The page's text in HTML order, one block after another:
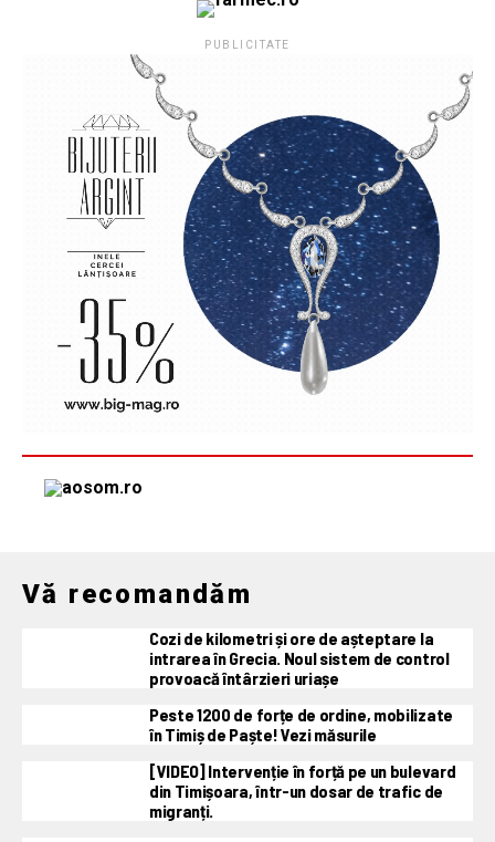
PUBLICITATE
Vă recomandăm
Cozi de kilometri și ore de așteptare la
intrarea în Grecia. Noul sistem de control
provoacă întârzieri uriașe
Peste 1200 de forțe de ordine, mobilizate
în Timiș de Paște! Vezi măsurile
[VIDEO] Intervenție în forță pe un bulevard
din Timișoara, într-un dosar de trafic de
migranți.